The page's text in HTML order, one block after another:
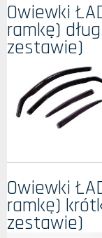
Owiewki
ramkę)
zestawie)
Owiewki
ramkę)
zestawie)